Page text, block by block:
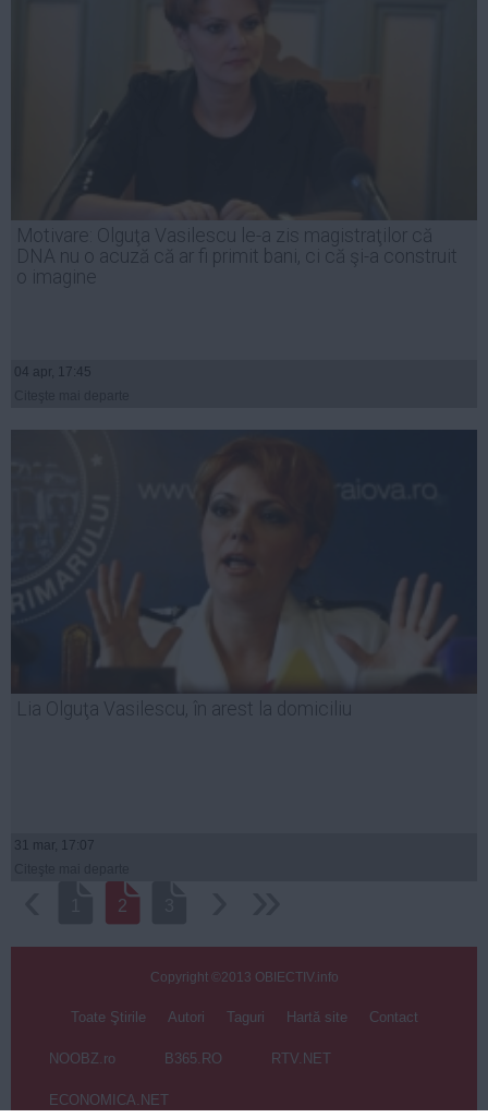
Motivare: Olguţa Vasilescu le-a zis magistraţilor că
DNA nu o acuză că ar fi primit bani, ci că şi-a construit
o imagine
04 apr, 17:45
Lia Olguţa Vasilescu, în arest la domiciliu
31 mar, 17:07
2
Copyright ©2013 OBIECTIV.info
Toate Ştirile Autori Taguri Hartă site Contact
NOOBZ.ro B365.RO RTV.NET
ECONOMICA.NET